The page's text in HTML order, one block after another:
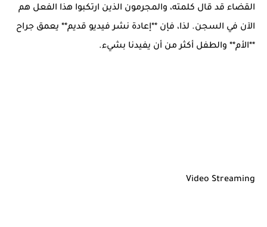
القضاء قد قال كلمته، والمجرمون الذين ارتكبوا هذا الفعل هم
الآن في السجن. لذا، فإن **إعادة نشر فيديو قديم** يعمق جراح
**الأم** والطفل أكثر من أن يفيدنا بشيء.
Video Streaming